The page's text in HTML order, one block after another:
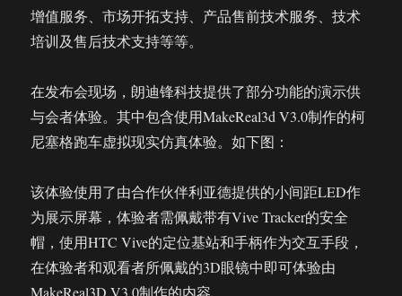
增值服务、市场开拓支持、产品售前技术服务、技术
培训及售后技术支持等等。
在发布会现场，朗迪锋科技提供了部分功能的演示供
与会者体验。其中包含使用MakeReal3d V3.0制作的柯
尼塞格跑车虚拟现实仿真体验。如下图：
该体验使用了由合作伙伴利亚德提供的小间距LED作
为展示屏幕，体验者需佩戴带有Vive Tracker的安全
帽，使用HTC Vive的定位基站和手柄作为交互手段，
在体验者和观看者所佩戴的3D眼镜中即可体验由
MakeReal3D V3.0制作的内容。